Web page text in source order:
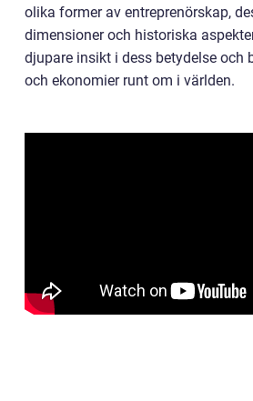
olika former av entreprenörskap,
dimensioner och historiska
djupare insikt i dess betydelse och
och ekonomier runt om i världen.